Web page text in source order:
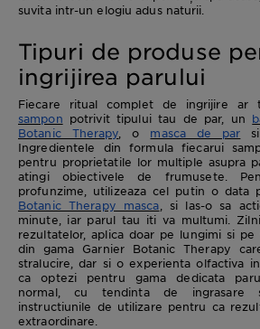
suvita intr-un elogiu adus naturii.
Tipuri de produse
ingrijirea parului
Fiecare ritual complet de ingrijire ar
sampon potrivit tipului tau de par, un
Botanic Therapy , o masca de par
Ingredientele din formula fiecarui
pentru proprietatile lor multiple asupra
atingi obiectivele de frumusete.
profunzime, utilizeaza cel putin o data
Botanic Therapy masca , si las-o sa
minute, iar parul tau iti va multumi.
rezultatelor, aplica doar pe lungimi si pe
din gama Garnier Botanic Therapy
stralucire, dar si o experienta olfactiva
ca optezi pentru gama dedicata
normal, cu tendinta de ingrasare
instructiunile de utilizare pentru ca
extraordinare.